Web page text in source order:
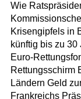
Wie
Krisengipfels in
künftig bis zu
Euro-
Rettungsschirm
Ländern Geld
Frankreichs